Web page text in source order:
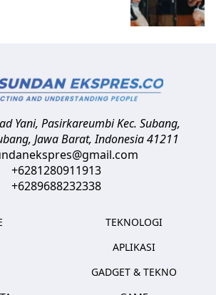
Yani, Pasirkareumbi Kec. Subang,
Jawa Barat,Indonesia41211
+6281280911913
+6289688232338
TEKNOLOGI
APLIKASI
GADGET & TEKNO